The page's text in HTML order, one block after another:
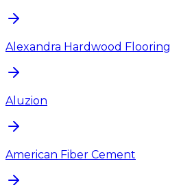
Alexandra Hardwood Flooring
Aluzion
American Fiber Cement